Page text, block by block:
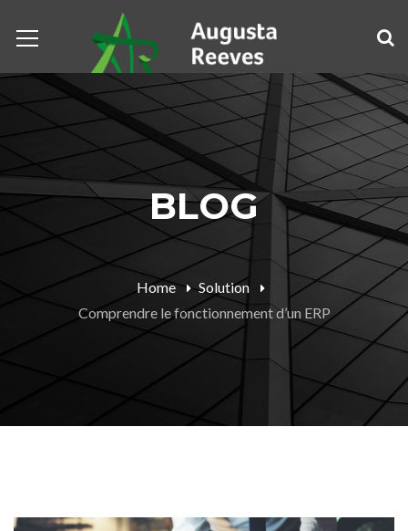
BLOG
Home
Solution
Comprendre le fonctionnement d’un ERP